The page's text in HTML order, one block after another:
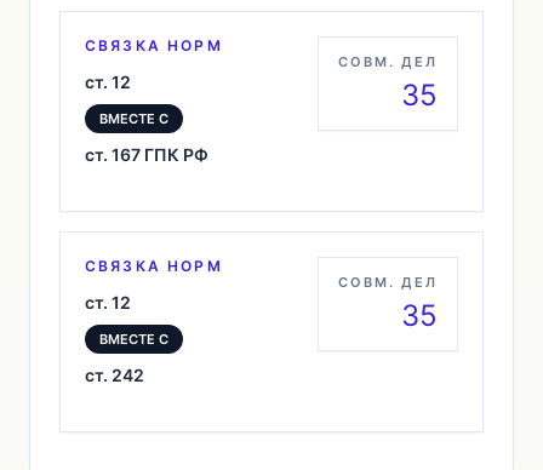
СВЯЗКА НОРМ
ст. 12
ВМЕСТЕ С
ст. 167 ГПК РФ
СОВМ. ДЕЛ
35
СВЯЗКА НОРМ
ст. 12
ВМЕСТЕ С
ст. 242
СОВМ. ДЕЛ
35